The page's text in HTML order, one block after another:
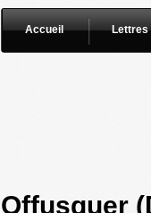
Accueil Lettres
Offusquer